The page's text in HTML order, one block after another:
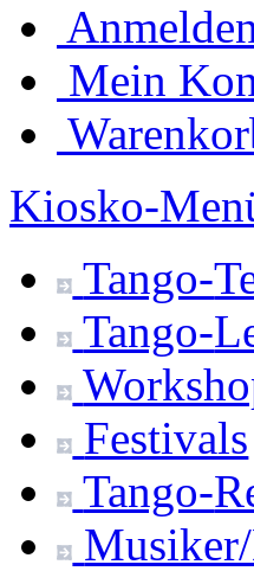
Mein
Kiosko-
Tango-
Tango-
Festivals
Tango-